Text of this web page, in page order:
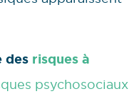
des risques à
psychosociaux